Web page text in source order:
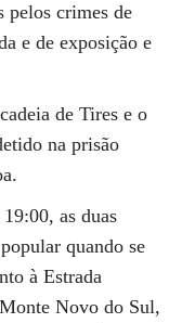
pelos crimes de
e de exposição e
de Tires e o
na prisão
as duas
quando se
à Estrada
Novo do Sul,